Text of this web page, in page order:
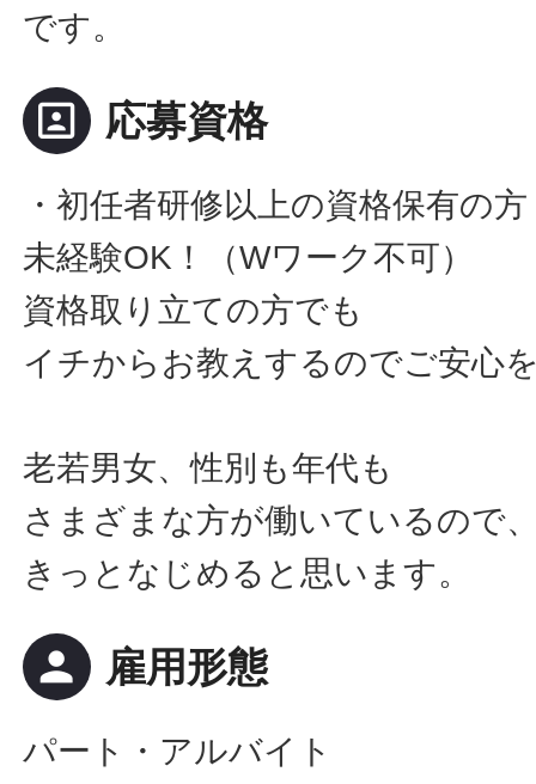
です。
portrait 応募資格
・初任者研修以上の資格保有の方
未経験OK！（Wワーク不可）
資格取り立ての方でも
イチからお教えするのでご安心
老若男女、性別も年代も
さまざまな方が働いているので
きっとなじめると思います。
person 雇用形態
パート・アルバイト